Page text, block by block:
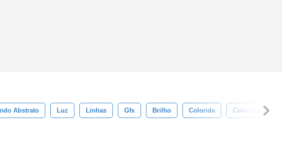
Abstrato Luz Linhas Gfx Brilho Colorida Caleidoscópio